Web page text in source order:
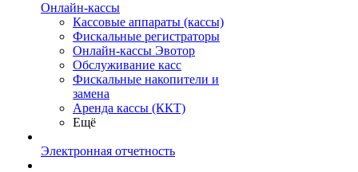
Онлайн-кассы
Кассовые аппараты (кассы)
Фискальные регистраторы
Онлайн-кассы Эвотор
Обслуживание касс
Фискальные накопители и
замена
Аренда кассы (ККТ)
Ещё
Электронная отчетность